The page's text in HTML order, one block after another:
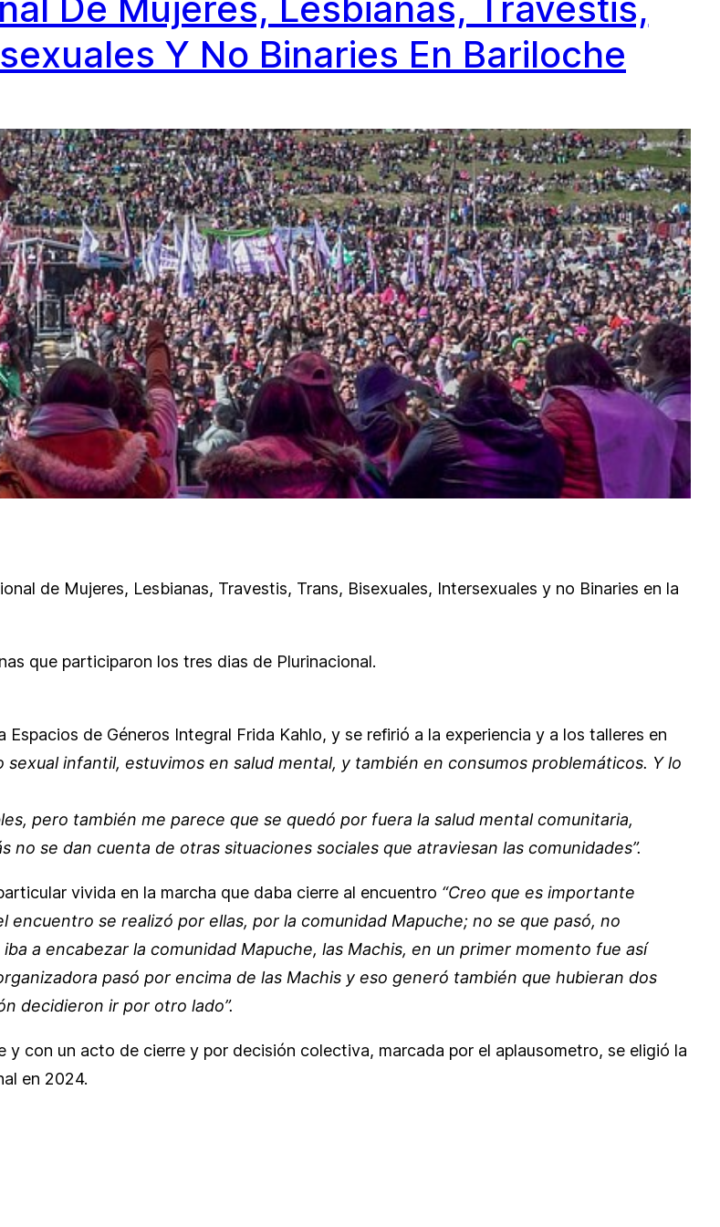
Y No Binaries En Bariloche
de Mujeres, Lesbianas, Travestis, Trans, Bisexuales, Intersexuales y no Binaries en la
que participaron los tres dias de Plurinacional.
de Géneros Integral Frida Kahlo, y se refirió a la experiencia y a los talleres en
infantil, estuvimos en salud mental, y también en consumos problemáticos. Y lo
pero también me parece que se quedó por fuera la salud mental comunitaria,
se dan cuenta de otras situaciones sociales que atraviesan las comunidades”.
vivida en la marcha que daba cierre al encuentro “Creo que es importante
se realizó por ellas, por la comunidad Mapuche; no se que pasó, no
a encabezar la comunidad Mapuche, las Machis, en un primer momento fue así
pasó por encima de las Machis y eso generó también que hubieran dos
decidieron ir por otro lado”.
con un acto de cierre y por decisión colectiva, marcada por el aplausometro, se eligió la
en 2024.